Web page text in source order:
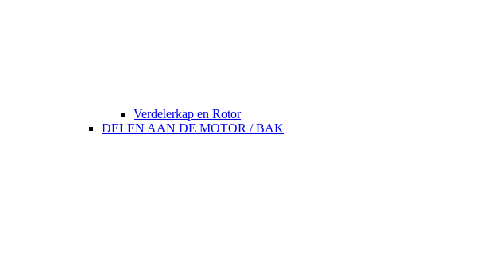
Verdelerkap en Rotor
DELEN AAN DE MOTOR / BAK